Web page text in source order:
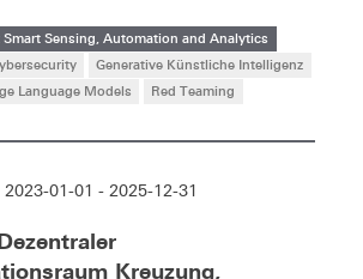
Sensing, Automation and Analytics
Generative Künstliche Intelligenz
Language Models Red Teaming
01-01 - 2025-12-31
Kreuzung,